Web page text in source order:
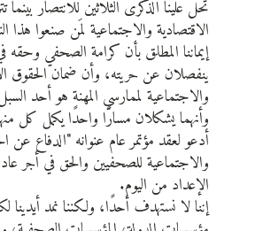
تحل علينا الذكرى الثلاثين للانتصار
الاقتصادية والاجتماعية لمَن صنعوا
إيماننا المطلق بأن كرامة الصحفي وحقه
ينفصلان عن حريته، وأن ضمان الحقوق
والاجتماعية لممارسي المهنة هو أحد
وأنهما يشكلان مسارًا واحدًا يكمل كل
أدعو لعقد مؤتمر عام عنوانه "الدفاع عن
والاجتماعية للصحفيين والحق في أجر
الإعداد من اليوم.
إننا لا نستهدف أحدًا، ولكننا نمد